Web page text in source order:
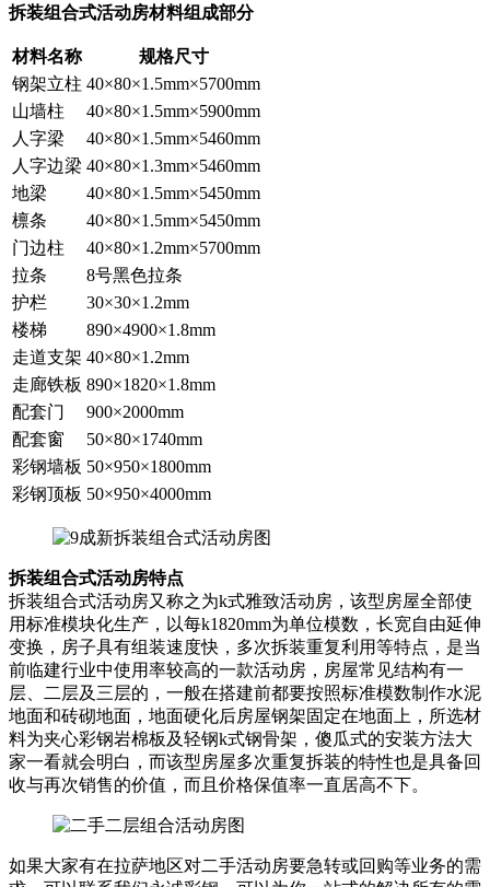
拆装组合式活动房材料组成部分
材料名称
规格尺寸
钢架立柱 40×80×1.5mm×5700mm
山墙柱
40×80×1.5mm×5900mm
人字梁
40×80×1.5mm×5460mm
人字边梁 40×80×1.3mm×5460mm
地梁
40×80×1.5mm×5450mm
檩条
40×80×1.5mm×5450mm
门边柱
40×80×1.2mm×5700mm
拉条
8号黑色拉条
护栏
30×30×1.2mm
楼梯
890×4900×1.8mm
走道支架 40×80×1.2mm
走廊铁板 890×1820×1.8mm
配套门
900×2000mm
配套窗
50×80×1740mm
彩钢墙板 50×950×1800mm
彩钢顶板 50×950×4000mm
拆装组合式活动房特点
拆装组合式活动房又称之为k式雅致活动房，该型房屋全部使
用标准模块化生产，以每k1820mm为单位模数，长宽自由延伸
变换，房子具有组装速度快，多次拆装重复利用等特点，是当
前临建行业中使用率较高的一款活动房，房屋常见结构有一
层、二层及三层的，一般在搭建前都要按照标准模数制作水泥
地面和砖砌地面，地面硬化后房屋钢架固定在地面上，所选材
料为夹心彩钢岩棉板及轻钢k式钢骨架，傻瓜式的安装方法大
家一看就会明白，而该型房屋多次重复拆装的特性也是具备回
收与再次销售的价值，而且价格保值率一直居高不下。
如果大家有在拉萨地区对二手活动房要急转或回购等业务的需